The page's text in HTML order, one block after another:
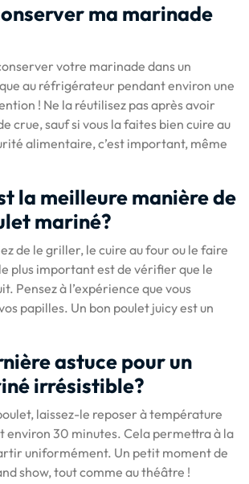
ma marinade
votre marinade dans un
au réfrigérateur pendant environ une
! Ne la réutilisez pas après avoir
crue, sauf si vous la faites bien cuire au
alimentaire, c’est important, même
la meilleure manière de
mariné?
de le griller, le cuire au four ou le faire
plus important est de vérifier que le
Pensez à l’expérience que vous
papilles. Un bon poulet juicy est un
astuce pour un
irrésistible?
laissez-le reposer à température
environ 30 minutes. Cela permettra à la
uniformément. Un petit moment de
show, tout comme au théâtre !